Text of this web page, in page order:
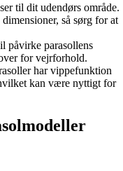
til dit udendørs område.
så sørg for at
påvirke parasollens
for vejrforhold.
har vippefunktion
kan være nyttigt for